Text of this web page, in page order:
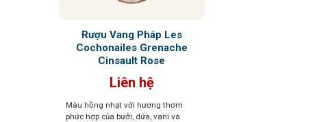
Rượu Vang Pháp Les
Cochonailes Grenache
Cinsault Rose
Liên hệ
Màu hồng nhạt với hương thơm
phức hợp của bưởi, dứa, vani và